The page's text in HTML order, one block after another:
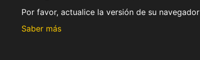
Por favor, actualice la versión de su
Saber más